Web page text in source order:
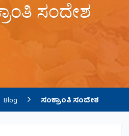
ಸಂದೇಶ
Blog ಸಂಕ್ರಾಂತಿ ಸಂದೇಶ